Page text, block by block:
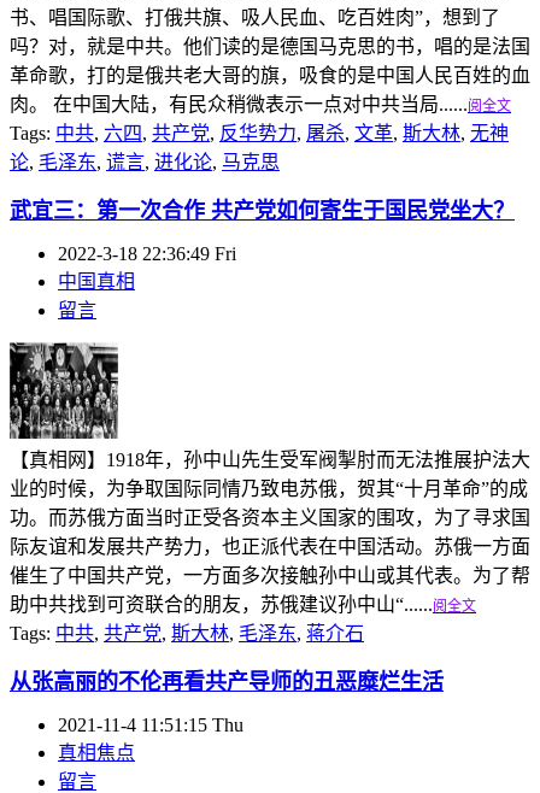
书、唱国际歌、打俄共旗、吸人民血、吃百姓肉”，想到了
吗？对，就是中共。他们读的是德国马克思的书，唱的是法国
革命歌，打的是俄共老大哥的旗，吸食的是中国人民百姓的血
肉。 在中国大陆，有民众稍微表示一点对中共当局......阅全文
Tags: 中共, 六四, 共产党, 反华势力, 屠杀, 文革, 斯大林, 无神
论, 毛泽东, 谎言, 进化论, 马克思
武宜三：第一次合作 共产党如何寄生于国民党坐大？
2022-3-18 22:36:49 Fri
中国真相
留言
【真相网】1918年，孙中山先生受军阀掣肘而无法推展护法大
业的时候，为争取国际同情乃致电苏俄，贺其“十月革命”的成
功。而苏俄方面当时正受各资本主义国家的围攻，为了寻求国
际友谊和发展共产势力，也正派代表在中国活动。苏俄一方面
催生了中国共产党，一方面多次接触孙中山或其代表。为了帮
助中共找到可资联合的朋友，苏俄建议孙中山“......阅全文
Tags: 中共, 共产党, 斯大林, 毛泽东, 蒋介石
从张高丽的不伦再看共产导师的丑恶糜烂生活
2021-11-4 11:51:15 Thu
真相焦点
留言